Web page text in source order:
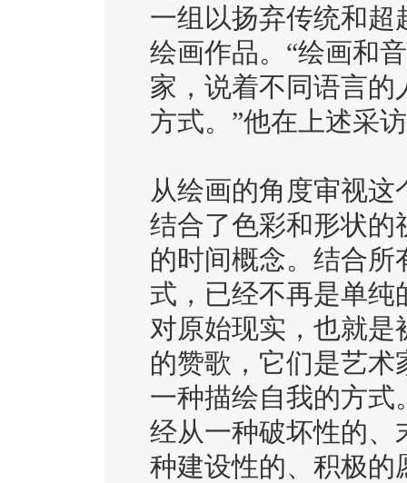
一组以扬弃传统和超
绘画作品。“绘画和
家，说着不同语⾔的
方式。”他在上述采
从绘画的角度审视
结合了色彩和形状的
的时间概念。结合
式，已经不再是单纯
对原始现实，也就
的赞歌，它们是艺
⼀种描绘自我的方式
经从一种破坏性的、
种建设性的、积极的